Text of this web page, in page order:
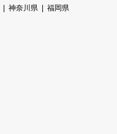
神奈川県
福岡県